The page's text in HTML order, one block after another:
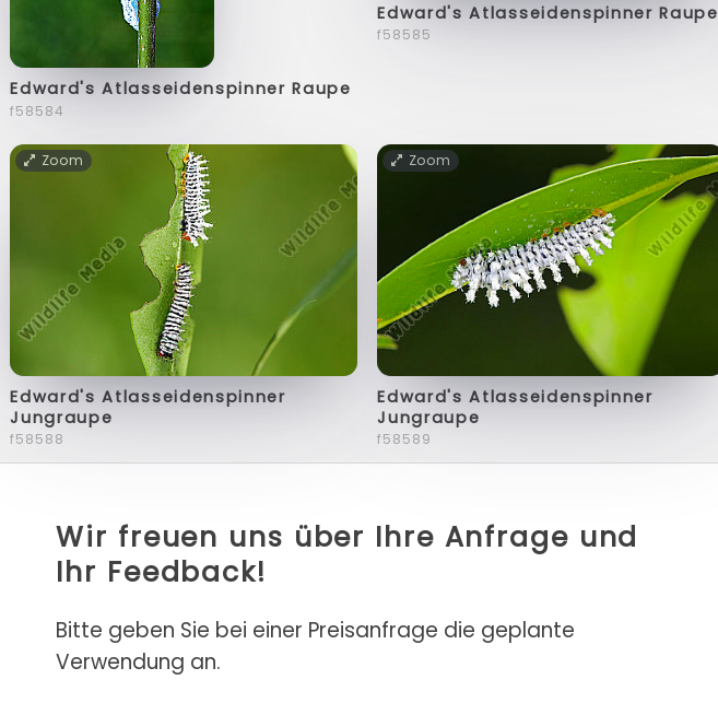
Edward's Atlasseidenspinner Raupe
f58584
Edward's Atlasseidenspinner Raupe
f58585
Zoom
Edward's Atlasseidenspinner
Jungraupe
f58588
Zoom
Edward's Atlasseidenspinner
Jungraupe
f58589
Wir freuen uns über Ihre Anfrage und
Ihr Feedback!
Bitte geben Sie bei einer Preisanfrage die geplante
Verwendung an.